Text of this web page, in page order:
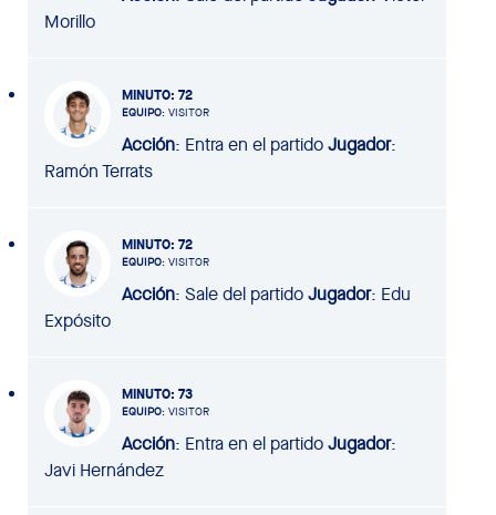
Morillo
MINUTO: 72
EQUIPO: VISITOR
Acción: Entra en el partidoJugador:
Ramón Terrats
MINUTO: 72
EQUIPO: VISITOR
Acción: Sale del partidoJugador: Edu
Expósito
MINUTO: 73
EQUIPO: VISITOR
Acción: Entra en el partidoJugador:
Javi Hernández